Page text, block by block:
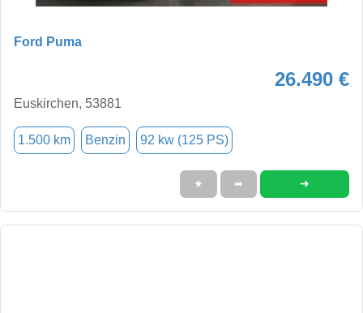
Ford Puma
26.490 €
Euskirchen, 53881
1.500 km Benzin 92 kw (125 PS)
★ ➦ ➜